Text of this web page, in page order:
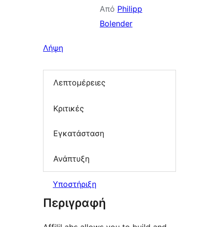
Από Philipp
Bolender
Λήψη
Λεπτομέρειες
Κριτικές
Εγκατάσταση
Ανάπτυξη
Υποστήριξη
Περιγραφή